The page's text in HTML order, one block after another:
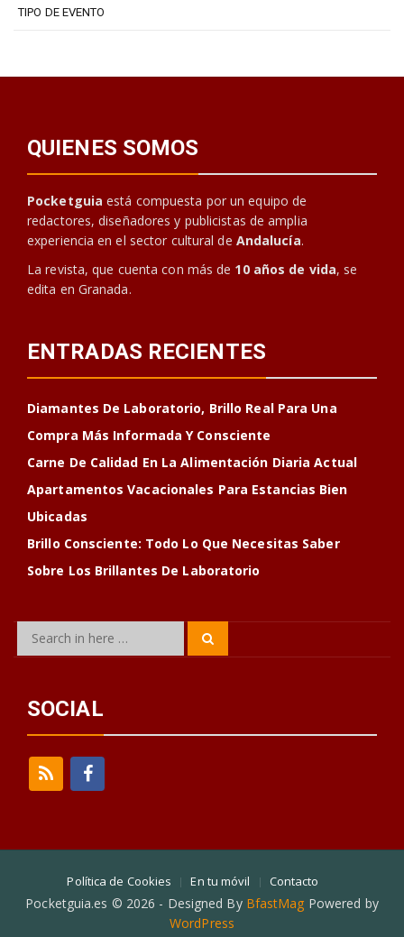
TIPO DE EVENTO
QUIENES SOMOS
Pocketguia está compuesta por un equipo de
redactores, diseñadores y publicistas de amplia
experiencia en el sector cultural de Andalucía.
La revista, que cuenta con más de 10 años de vida, se
edita en Granada.
ENTRADAS RECIENTES
Diamantes De Laboratorio, Brillo Real Para Una
Compra Más Informada Y Consciente
Carne De Calidad En La Alimentación Diaria Actual
Apartamentos Vacacionales Para Estancias Bien
Ubicadas
Brillo Consciente: Todo Lo Que Necesitas Saber
Sobre Los Brillantes De Laboratorio
Search
SOCIAL
Política de Cookies En tu móvil Contacto
Pocketguia.es © 2026 - Designed By BfastMag Powered by
WordPress